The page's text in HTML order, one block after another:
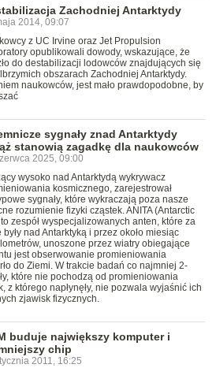
Zachodniej Antarktydy
2014, 09:07
z UC Irvine oraz Jet Propulsion
opublikowali dowody, wskazujące, że
do destabilizacji lodowców znajdujących się
obszarach Zachodniej Antarktydy.
naukowców, jest mało prawdopodobne, by
sygnały znad Antarktydy
stanowią zagadkę dla naukowców
2025, 09:00
wysoko nad Antarktydą wykrywacz
kosmicznego, zarejestrował
sygnały, które wykraczają poza nasze
rozumienie fizyki cząstek. ANITA (Antarctic
zespół wyspecjalizowanych anten, które za
nad Antarktyką i przez około miesiąc
unoszone przez wiatry obiegające
jest obserwowanie promieniowania
do Ziemi. W trakcie badań co najmniej 2-
które nie pochodzą od promieniowania
z którego napłynęły, nie pozwala wyjaśnić ich
zjawisk fizycznych.
buduje największy komputer i
chip
2011, 16:25